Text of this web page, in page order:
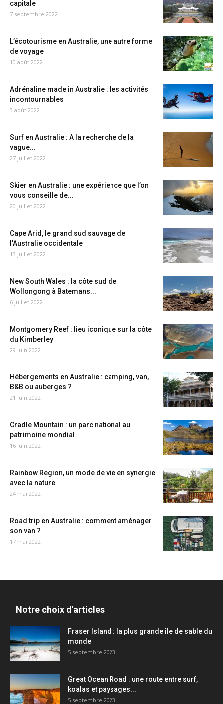
capitale
7 septembre 2022
L’écotourisme en Australie, une autre forme
de voyage
10 août 2022
Adrénaline made in Australie : les activités
incontournables
3 août 2022
Surf en Australie : A la recherche de la
vague...
27 juillet 2022
Skier en Australie : une expérience que l’on
vous conseille de...
20 juillet 2022
Cape Arid, le grand sud sauvage de
l’Australie occidentale
13 juillet 2022
New South Wales : la côte sud de
Wollongong à Batemans...
6 juillet 2022
Montgomery Reef : lieu iconique sur la côte
du Kimberley
29 juin 2022
Hébergements en Australie : camping, van,
B&B ou auberges ?
21 juin 2022
Cradle Mountain : un parc national au
patrimoine mondial
16 juin 2022
Rainbow Region, un mode de vie en synergie
avec la nature
24 mai 2022
Road trip en Australie : comment aménager
son van ?
17 mai 2022
Notre choix d'articles
Fraser Island : la plus grande île de sable du
monde
5 septembre 2023
Great Ocean Road : une route entre surf,
koalas et paysages...
5 septembre 2023